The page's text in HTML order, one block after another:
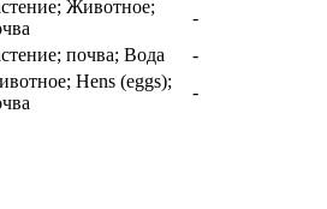
Животное;
-
почва; Вода
-
Hens (eggs);
-